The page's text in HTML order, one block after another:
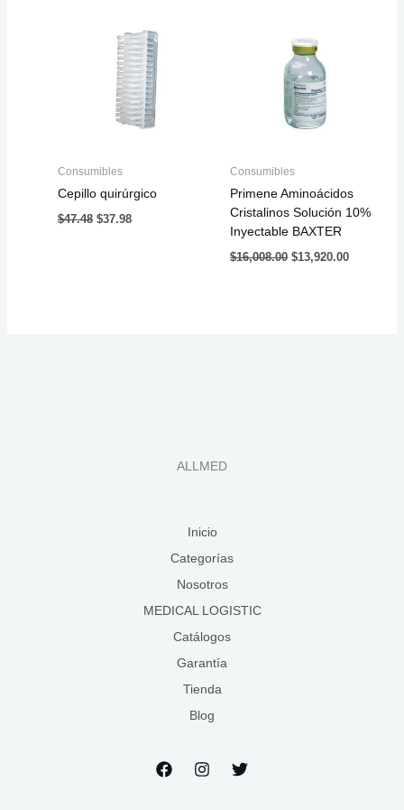
Consumibles
Cepillo quirúrgico
$47.48
$47.48.
$37.98
$37.98.
Consumibles
Primene Aminoácidos
Cristalinos Solución 10%
Inyectable BAXTER
$16,008.00 $13,920.00
ALLMED
Inicio
Categorías
Nosotros
MEDICAL LOGISTIC
Catálogos
Garantía
Tienda
Blog